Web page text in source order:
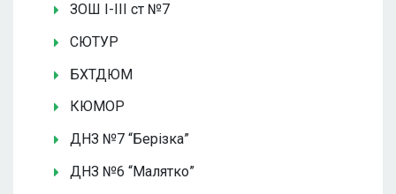
ЗОШ І-ІІІ ст №7
СЮТУР
БХТДЮМ
КЮМОР
ДНЗ №7 “Берізка”
ДНЗ №6 “Малятко”